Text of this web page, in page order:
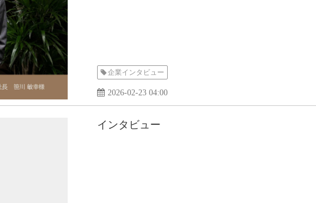
企業インタビュー
2026-02-23 04:00
インタビュー